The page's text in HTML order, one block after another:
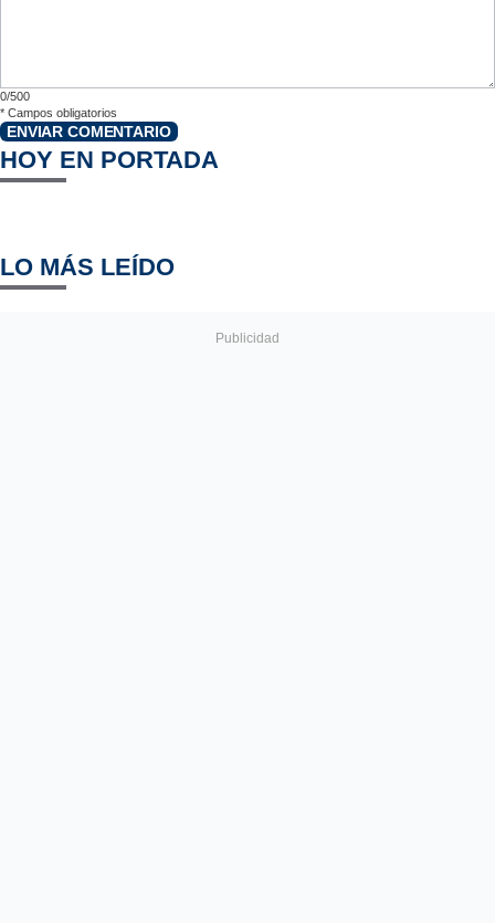
0/500
* Campos obligatorios
ENVIAR COMENTARIO
HOY EN PORTADA
LO MÁS LEÍDO